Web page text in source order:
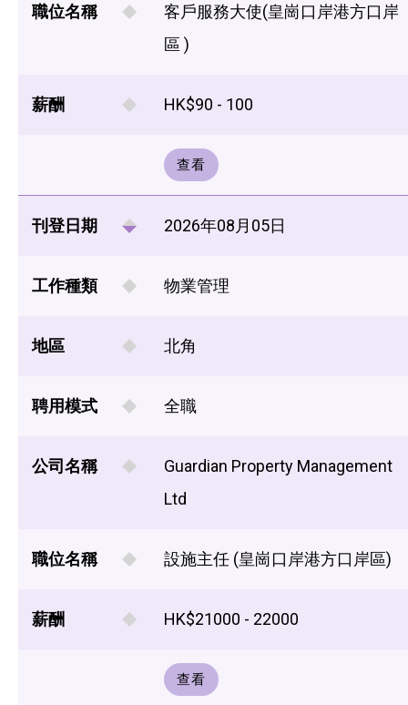
職位名稱
客戶服務大使(皇崗口岸港方口岸
區 )
薪酬 HK$90 - 100
查看
刊登日期 2026年08月05日
工作種類 物業管理
地區 北角
聘用模式 全職
公司名稱
Guardian Property Management
Ltd
職位名稱 設施主任 (皇崗口岸港方口岸區)
薪酬 HK$21000 - 22000
查看